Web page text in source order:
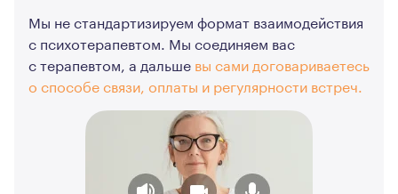
Мы не стандартизируем формат взаимодействия
с психотерапевтом. Мы соединяем вас
с терапевтом, а дальше вы сами договариваетесь
о способе связи, оплаты и регулярности встреч.